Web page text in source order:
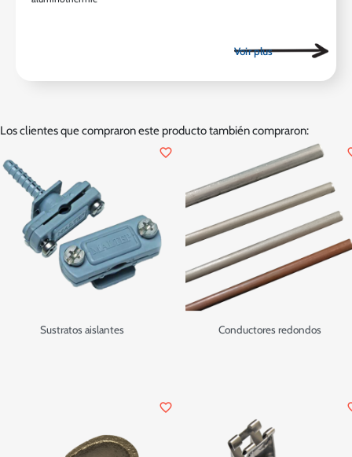
Los clientes que compraron este producto también compraron:
Sustratos aislantes
favorite_border
Conductores redondos
favorite_border